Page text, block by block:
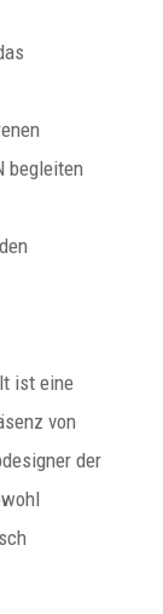
begleiten
ist eine
von
der